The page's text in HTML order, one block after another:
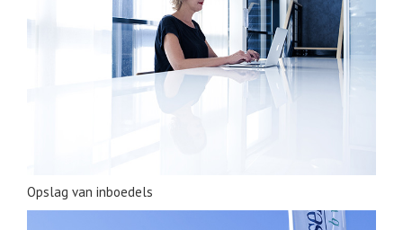
Opslag van inboedels